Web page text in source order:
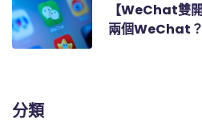
【WeChat雙
兩個WeChat？
分類